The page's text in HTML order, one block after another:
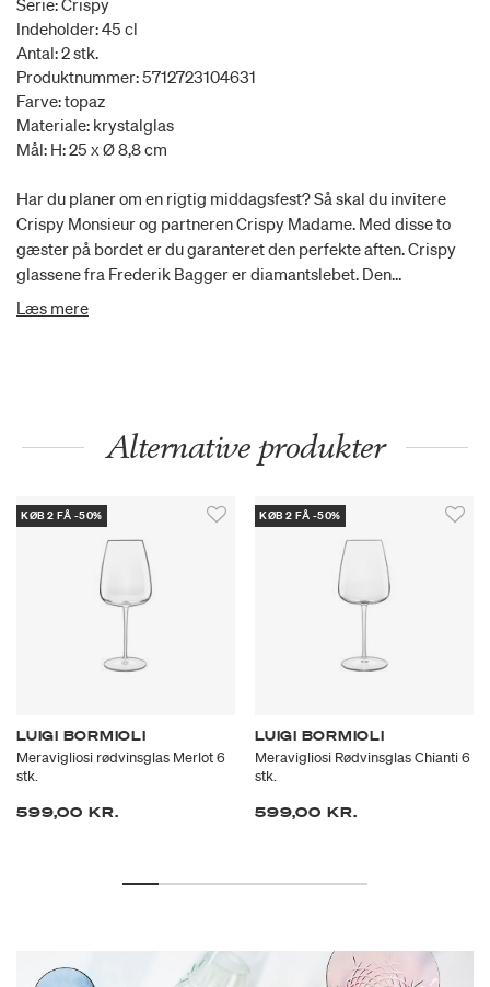
Serie: Crispy
Indeholder: 45 cl
Antal: 2 stk.
Produktnummer: 5712723104631
Farve: topaz
Materiale: krystalglas
Mål: H: 25 x Ø 8,8 cm
Har du planer om en rigtig middagsfest? Så skal du invitere
Crispy Monsieur og partneren Crispy Madame. Med disse to
gæster på bordet er du garanteret den perfekte aften. Crispy
glassene fra Frederik Bagger er diamantslebet. Den
bæredygtige glasmasse bidrager til en unik klarhed og
Læs mere
Alternative produkter
KØB 2 FÅ -50%
LUIGI BORMIOLI
Meravigliosi rødvinsglas Merlot 6
stk.
599,00 KR.
KØB 2 FÅ -50%
LUIGI BORMIOLI
Meravigliosi Rødvinsglas Chianti 6
stk.
599,00 KR.